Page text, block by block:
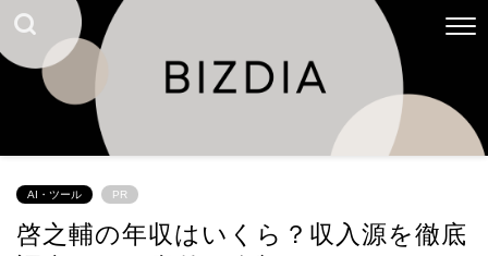
AI・ツール PR
啓之輔の年収はいくら？収入源を徹底